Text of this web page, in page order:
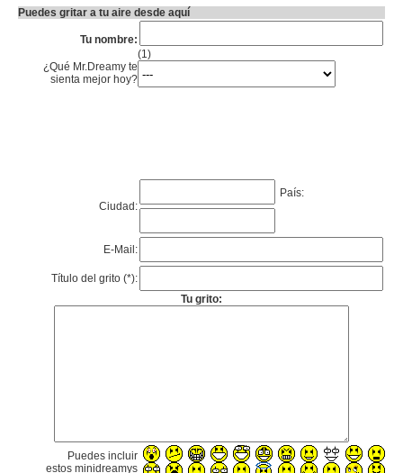
Puedes gritar a tu aire desde aquí
Tu nombre:
(1)
¿Qué Mr.Dreamy te
sienta mejor hoy?
Ciudad:
País:
E-Mail:
Título del grito (*):
Tu grito:
Puedes incluir
estos minidreamys